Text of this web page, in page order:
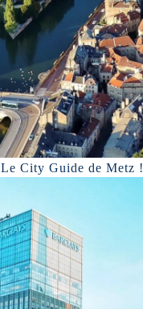
Le City Guide de Metz !